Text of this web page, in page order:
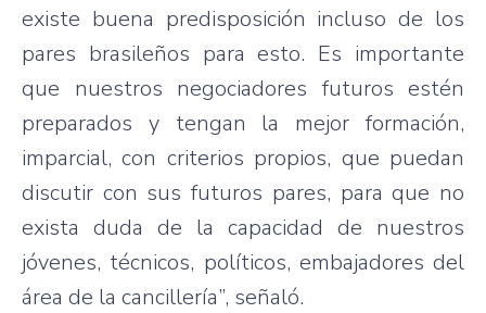
existe buena predisposición incluso de los
pares brasileños para esto. Es importante
que nuestros negociadores futuros estén
preparados y tengan la mejor formación,
imparcial, con criterios propios, que puedan
discutir con sus futuros pares, para que no
exista duda de la capacidad de nuestros
jóvenes, técnicos, políticos, embajadores del
área de la cancillería”, señaló.